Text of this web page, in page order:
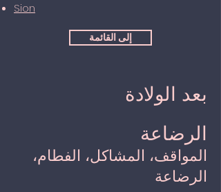
Sion
إلى القائمة
بعد الولادة
الرضاعة
المواقف، المشاكل، الفطام،
الرضاعة